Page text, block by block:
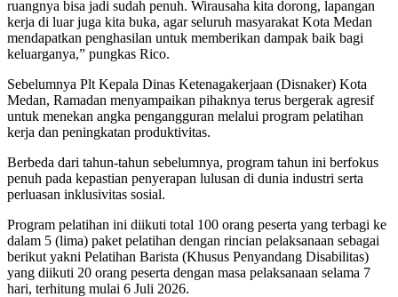
ruangnya bisa jadi sudah penuh. Wirausaha kita dorong, lapangan
kerja di luar juga kita buka, agar seluruh masyarakat Kota Medan
mendapatkan penghasilan untuk memberikan dampak baik bagi
keluarganya,” pungkas Rico.
Sebelumnya Plt Kepala Dinas Ketenagakerjaan (Disnaker) Kota
Medan, Ramadan menyampaikan pihaknya terus bergerak agresif
untuk menekan angka pengangguran melalui program pelatihan
kerja dan peningkatan produktivitas.
Berbeda dari tahun-tahun sebelumnya, program tahun ini berfokus
penuh pada kepastian penyerapan lulusan di dunia industri serta
perluasan inklusivitas sosial.
Program pelatihan ini diikuti total 100 orang peserta yang terbagi ke
dalam 5 (lima) paket pelatihan dengan rincian pelaksanaan sebagai
berikut yakni Pelatihan Barista (Khusus Penyandang Disabilitas)
yang diikuti 20 orang peserta dengan masa pelaksanaan selama 7
hari, terhitung mulai 6 Juli 2026.